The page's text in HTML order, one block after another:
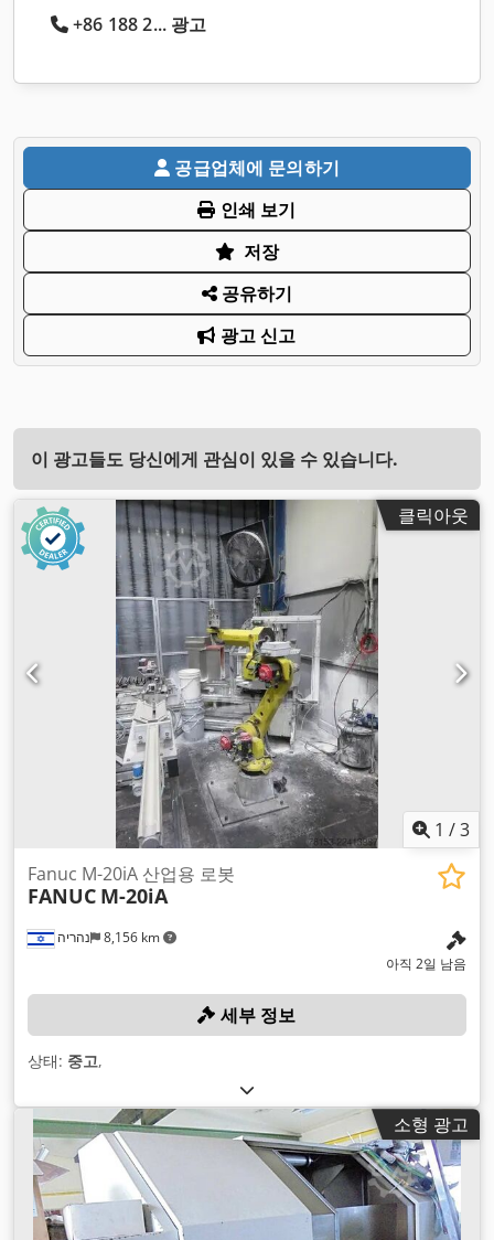
+86 188 2... 광고
공급업체에 문의하기
인쇄 보기
저장
공유하기
광고 신고
이 광고들도 당신에게 관심이 있을 수 있습니다.
클릭아웃
1 /3
נהריה 8,156 km
Fanuc M-20iA 산업용 로봇
FANUC M-20iA
아직 2일 남음
세부 정보
상태: 중고,
소형 광고